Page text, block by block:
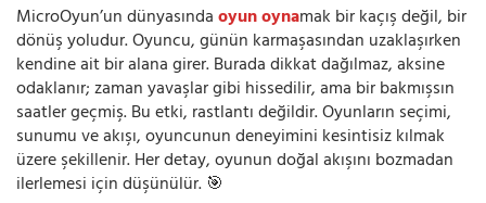
MicroOyun’un dünyasındaoyun oynamak bir kaçış değil, bir
dönüş yoludur. Oyuncu, günün karmaşasından uzaklaşırken
kendine ait bir alana girer. Burada dikkat dağılmaz, aksine
odaklanır; zaman yavaşlar gibi hissedilir, ama bir bakmışsın
saatler geçmiş. Bu etki, rastlantı değildir. Oyunların seçimi,
sunumu ve akışı, oyuncunun deneyimini kesintisiz kılmak
üzere şekillenir. Her detay, oyunun doğal akışını bozmadan
ilerlemesi için düşünülür. 🎯